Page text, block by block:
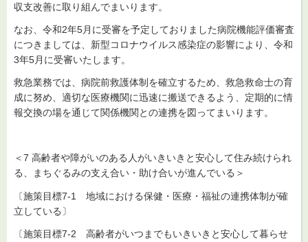
収支改善に取り組んでまいります。
なお、令和2年5月に受審を予定しておりました病院機能評価審査
につきましては、新型コロナウイルス感染症の影響により、令和
3年5月に受審いたします。
救急業務では、病院前救護体制を確立するため、救急救命士の育
成に努め、適切な医療機関に迅速に搬送できるよう、定期的に情
報交換の場を通じて関係機関との連携を図ってまいります。
＜7 高齢者や障がいのある人がいきいきと安心して住み続けられ
る、まちぐるみの支え合い・助け合いが進んでいる＞
〔施策目標7-1 地域における保健・医療・福祉の連携体制が確
立している〕
〔施策目標7-2 高齢者がいつまでもいきいきと安心して暮らせ